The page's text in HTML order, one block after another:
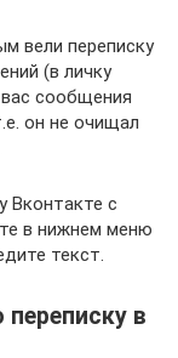
вели переписку
(в личку
сообщения
он не очищал
Вконтакте с
в нижнем меню
текст.
в